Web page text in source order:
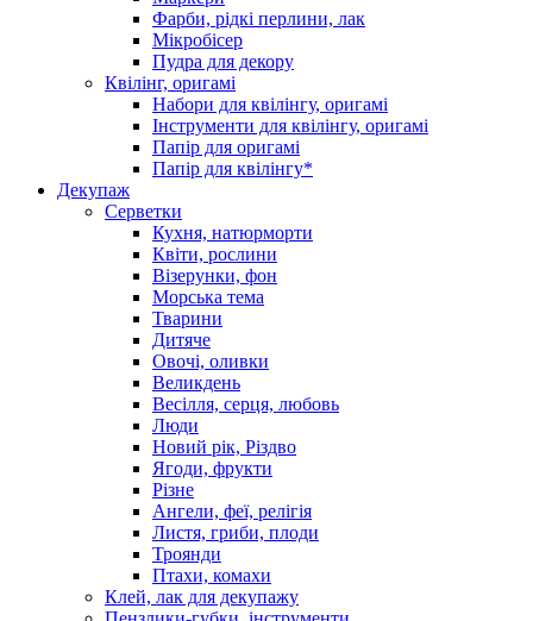
Фарби, рідкі перлини, лак
Мікробісер
Пудра для декору
Квілінг, оригамі
Набори для квілінгу, оригамі
Інструменти для квілінгу, оригамі
Папір для оригамі
Папір для квілінгу*
Декупаж
Серветки
Кухня, натюрморти
Квіти, рослини
Візерунки, фон
Морська тема
Тварини
Дитяче
Овочі, оливки
Великдень
Весілля, серця, любовь
Люди
Новий рік, Різдво
Ягоди, фрукти
Різне
Ангели, феї, релігія
Листя, гриби, плоди
Троянди
Птахи, комахи
Клей, лак для декупажу